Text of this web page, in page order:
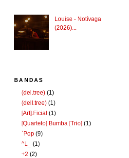
Louise - Notívaga
(2026)...
BANDAS
(del.tree) (1)
(dell.tree) (1)
[Art].Ficial (1)
[Quarteto] Bumba [Trio] (1)
`Pop (9)
^L_
(1)
+2 (2)